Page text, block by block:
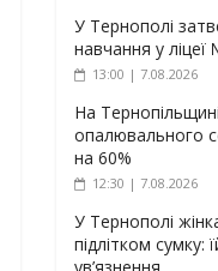
У Тернополі
навчання у ліцеї
13:00 | 7.08.2026
На
опалювального
на 60%
12:30 | 7.08.2026
У Тернополі
підлітком сумку: